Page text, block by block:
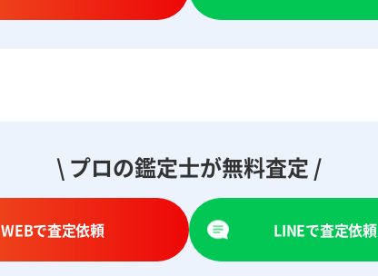
\ プロの鑑定士が無料査定 /
WEBで査定依頼 LINEで査定依頼